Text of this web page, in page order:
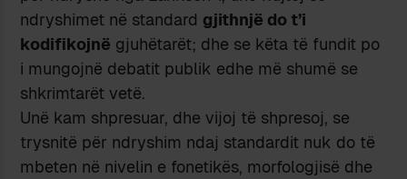
ndryshimet në standard gjithnjë do t’i
kodifikojnë gjuhëtarët; dhe se këta të fundit po
i mungojnë debatit publik edhe më shumë se
shkrimtarët vetë.
Unë kam shpresuar, dhe vijoj të shpresoj, se
trysnitë për ndryshim ndaj standardit nuk do të
mbeten në nivelin e fonetikës, morfologjisë dhe